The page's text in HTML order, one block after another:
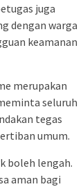
juga
dengan warga
keamanan
merupakan
seluruh
tegas
umum.
boleh lengah.
aman bagi